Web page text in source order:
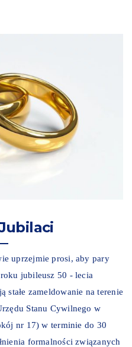
uprzejmie prosi, aby pary
jubileusz 50 - lecia
stałe zameldowanie na terenie
Stanu Cywilnego w
nr 17) w terminie do 30
formalności związanych